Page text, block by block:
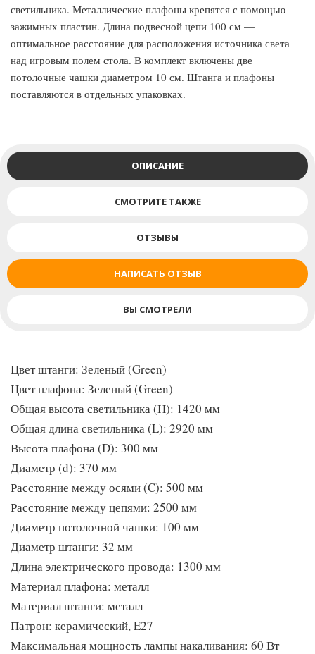
светильника. Металлические плафоны крепятся с помощью
зажимных пластин. Длина подвесной цепи 100 см —
оптимальное расстояние для расположения источника света
над игровым полем стола. В комплект включены две
потолочные чашки диаметром 10 см. Штанга и плафоны
поставляются в отдельных упаковках.
ОПИСАНИЕ
СМОТРИТЕ ТАКЖЕ
ОТЗЫВЫ
НАПИСАТЬ ОТЗЫВ
ВЫ СМОТРЕЛИ
Цвет штанги: Зеленый (Green)
Цвет плафона: Зеленый (Green)
Общая высота светильника (Н): 1420 мм
Общая длина светильника (L): 2920 мм
Высота плафона (D): 300 мм
Диаметр (d): 370 мм
Расстояние между осями (C): 500 мм
Расстояние между цепями: 2500 мм
Диаметр потолочной чашки: 100 мм
Диаметр штанги: 32 мм
Длина электрического провода: 1300 мм
Материал плафона: металл
Материал штанги: металл
Патрон: керамический, E27
Максимальная мощность лампы накаливания: 60 Вт